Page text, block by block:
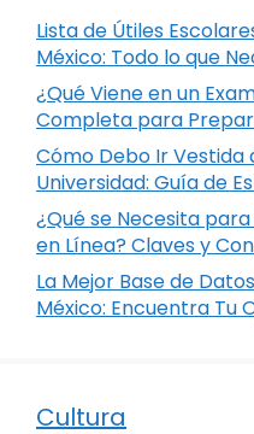
Lista de Útiles
México: Todo lo que
¿Qué Viene en un
Completa para
Cómo Debo Ir Vestida
Universidad: Guía de
¿Qué se Necesita
en Línea? Claves y
La Mejor Base de
México: Encuentra Tu
Cultura